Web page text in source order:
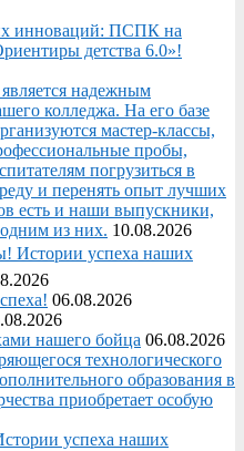
инноваций: ПСПК на
детства 6.0»!
надежным
колледжа. На его базе
мастер-классы,
пробы,
погрузиться в
и перенять опыт лучших
есть и наши выпускники,
из них. 10.08.2026
Истории успеха наших
06.08.2026
нашего бойца 06.08.2026
технологического
образования в
приобретает особую
успеха наших